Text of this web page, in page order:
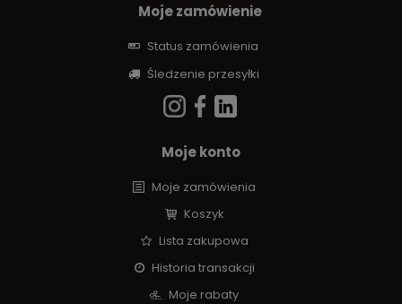
Moje zamówienie
Status zamówienia
Śledzenie przesyłki
Moje konto
Moje zamówienia
Koszyk
Lista zakupowa
Historia transakcji
Moje rabaty